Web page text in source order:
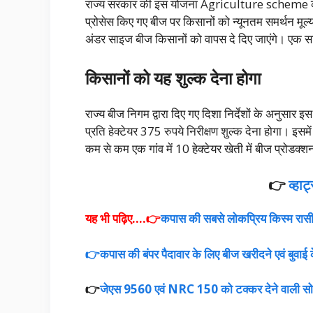
राज्य सरकार की इस योजना Agriculture scheme
प्रोसेस किए गए बीज पर किसानों को न्यूनतम समर्थन
अंडर साइज बीज किसानों को वापस दे दिए जाएंगे। एक
किसानों को यह शुल्क देना होगा
राज्य बीज निगम द्वारा दिए गए दिशा निर्देशों के
प्रति हेक्टेयर 375 रुपये निरीक्षण शुल्क देना होगा।
कम से कम एक गांव में 10 हेक्टेयर खेती में बीज प्रोडक्शन
👉
यह भी पढ़िए….👉कपास की सबसे लोकप्रिय किस्म
👉कपास की बंपर पैदावार के लिए बीज खरीदने एवं बुवाई
👉जेएस 9560 एवं NRC 150 को टक्कर देने वाली